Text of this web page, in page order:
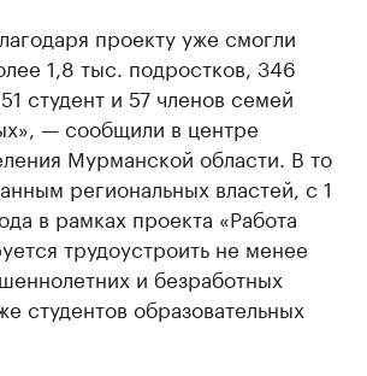
проекту уже смогли
1,8 тыс. подростков, 346
студент и 57 членов семей
— сообщили в центре
Мурманской области. В то
региональных властей, с 1
в рамках проекта «Работа
трудоустроить не менее
и безработных
студентов образовательных